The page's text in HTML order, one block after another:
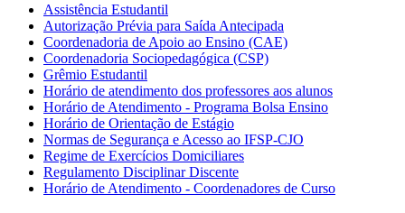
Assistência Estudantil
Autorização Prévia para Saída Antecipada
Coordenadoria de Apoio ao Ensino (CAE)
Coordenadoria Sociopedagógica (CSP)
Grêmio Estudantil
Horário de atendimento dos professores aos alunos
Horário de Atendimento - Programa Bolsa Ensino
Horário de Orientação de Estágio
Normas de Segurança e Acesso ao IFSP-CJO
Regime de Exercícios Domiciliares
Regulamento Disciplinar Discente
Horário de Atendimento - Coordenadores de Curso